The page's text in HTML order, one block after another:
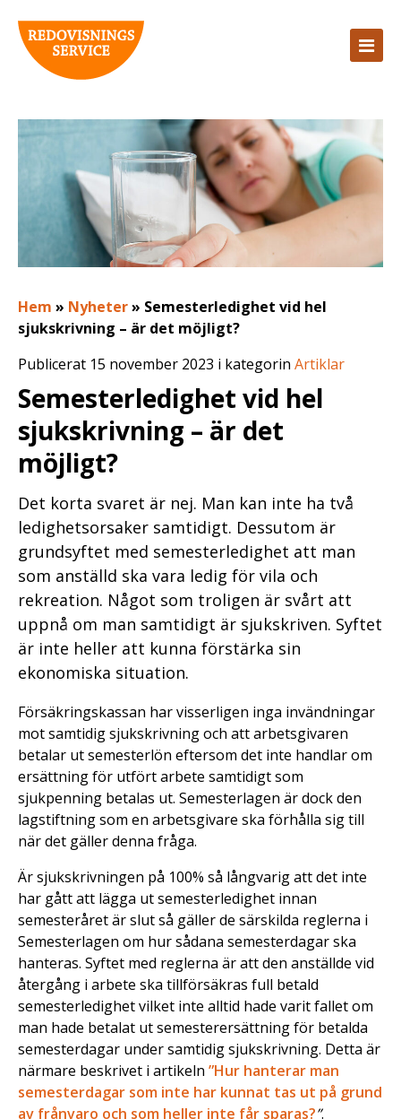
Hem » Nyheter» Semesterledighet vid hel
sjukskrivning – är det möjligt?
Publicerat 15 november 2023 i kategorin Artiklar
Semesterledighet vid hel
sjukskrivning – är det
möjligt?
Det korta svaret är nej. Man kan inte ha två
ledighetsorsaker samtidigt. Dessutom är
grundsyftet med semesterledighet att man
som anställd ska vara ledig för vila och
rekreation. Något som troligen är svårt att
uppnå om man samtidigt är sjukskriven. Syftet
är inte heller att kunna förstärka sin
ekonomiska situation.
Försäkringskassan har visserligen inga invändningar
mot samtidig sjukskrivning och att arbetsgivaren
betalar ut semesterlön eftersom det inte handlar om
ersättning för utfört arbete samtidigt som
sjukpenning betalas ut. Semesterlagen är dock den
lagstiftning som en arbetsgivare ska förhålla sig till
när det gäller denna fråga.
Är sjukskrivningen på 100% så långvarig att det inte
har gått att lägga ut semesterledighet innan
semesteråret är slut så gäller de särskilda reglerna i
Semesterlagen om hur sådana semesterdagar ska
hanteras. Syftet med reglerna är att den anställde vid
återgång i arbete ska tillförsäkras full betald
semesterledighet vilket inte alltid hade varit fallet om
man hade betalat ut semesterersättning för betalda
semesterdagar under samtidig sjukskrivning. Detta är
närmare beskrivet i artikeln ”Hur hanterar man
semesterdagar som inte har kunnat tas ut på grund
av frånvaro och som heller inte får sparas?”.